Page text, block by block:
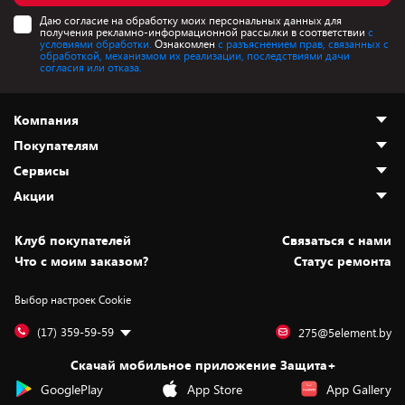
Даю согласие на обработку моих персональных данных для
получения рекламно-информационной рассылки в соответствии с
условиями обработки. Ознакомлен с разъяснением прав, связанных с
обработкой, механизмом их реализации, последствиями дачи
согласия или отказа.
Компания
О нас
Адреса магазинов
Новости
Статьи и обзоры
Вакансии
Дай пять добру!
Покупателям
Как сделать заказ
Оплата и доставка
Безналичный расчёт
Обмен и возврат товара
Обработка персональных данных
Подарочные карты
Сервисы
Установка техники
Для игровых консолей
Для мобильных устройств
Для компьютеров
Сервисные центры
Акции
Скидки и промокоды
Белорусские товары
Бонусы
Оплата частями
Новинки
Клуб покупателей
Cвязаться с нами
Что с моим заказом?
Статус ремонта
Выбор настроек Cookie
(17) 359-59-59 275@5element.by
Скачай мобильное приложение Защита+
GooglePlay
App Store App Gallery